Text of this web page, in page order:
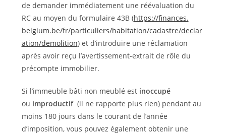
de demander immédiatement une réévaluation du
RC au moyen du formulaire 43B (https://finances.
belgium.be/fr/particuliers/habitation/cadastre/declar
ation/demolition) et d’introduire une réclamation
après avoir reçu l’avertissement-extrait de rôle du
précompte immobilier.
Si l’immeuble bâti non meublé est inoccupé
ou improductif(il ne rapporte plus rien) pendant au
moins 180 jours dans le courant de l’année
d’imposition, vous pouvez également obtenir une